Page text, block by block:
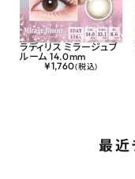
ラディリス ミラージュブ
ルーム 14.0mm
¥1,760(税込)
最近